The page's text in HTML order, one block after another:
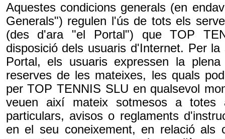
Aquestes condicions generals (en
Generals") regulen l'ús de tots els
(des d'ara "el Portal") que TOP
disposició dels usuaris d'Internet. Per
Portal, els usuaris expressen la
reserves de les mateixes, les quals
per TOP TENNIS SLU en qualsevol
veuen així mateix sotmesos a totes
particulars, avisos o reglaments
en el seu coneixement, en relació als